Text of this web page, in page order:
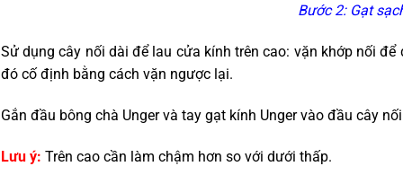
Bước 2: Gạt
Sử dụng cây nối dài để lau cửa kính trên cao: vặn khớp nối
đó cố định bằng cách vặn ngược lại.
Gắn đầu bông chà Unger và tay gạt kính Unger vào đầu cây
Lưu ý: Trên cao cần làm chậm hơn so với dưới thấp.